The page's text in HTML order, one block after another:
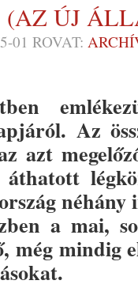
ÚJ
01 ROVAT:
Az
azt
a mai,
még mindig